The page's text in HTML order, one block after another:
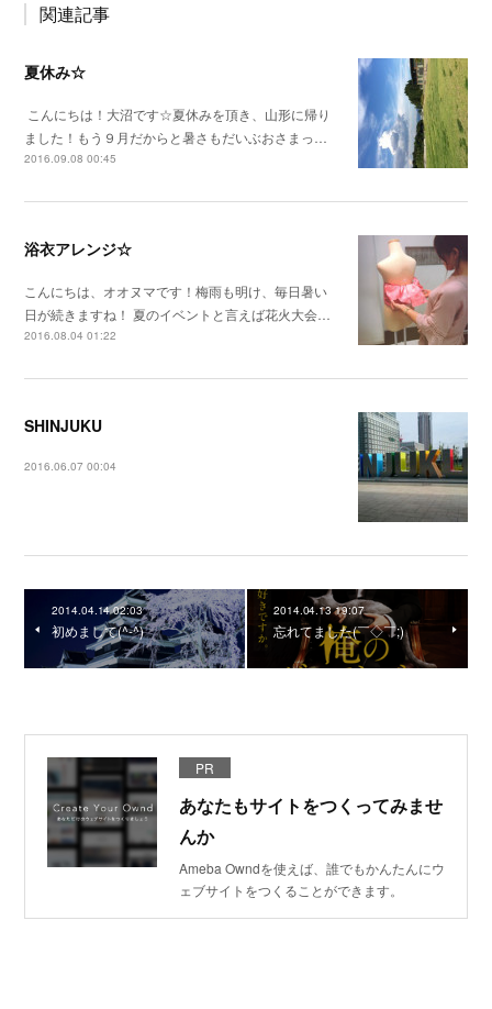
関連記事
夏休み☆
こんにちは！大沼です☆夏休みを頂き、山形に帰り
ました！もう９月だからと暑さもだいぶおさまっ…
2016.09.08 00:45
浴衣アレンジ☆
こんにちは、オオヌマです！梅雨も明け、毎日暑い
日が続きますね！ 夏のイベントと言えば花火大会…
2016.08.04 01:22
SHINJUKU
2016.06.07 00:04
2014.04.14 02:03
初めまして(^-^)
2014.04.13 19:07
忘れてました(￣◇￣;)
PR
あなたもサイトをつくってみませ
んか
Ameba Owndを使えば、誰でもかんたんにウ
ェブサイトをつくることができます。